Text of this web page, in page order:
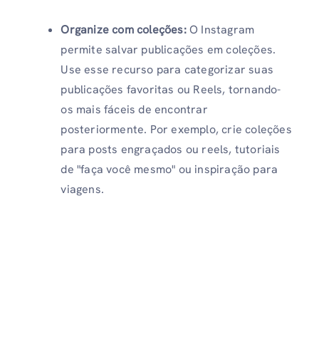
Organize com coleções:O Instagram
permite salvar publicações em coleções.
Use esse recurso para categorizar suas
publicações favoritas ou Reels, tornando-
os mais fáceis de encontrar
posteriormente. Por exemplo, crie coleções
para posts engraçados ou reels, tutoriais
de "faça você mesmo" ou inspiração para
viagens.